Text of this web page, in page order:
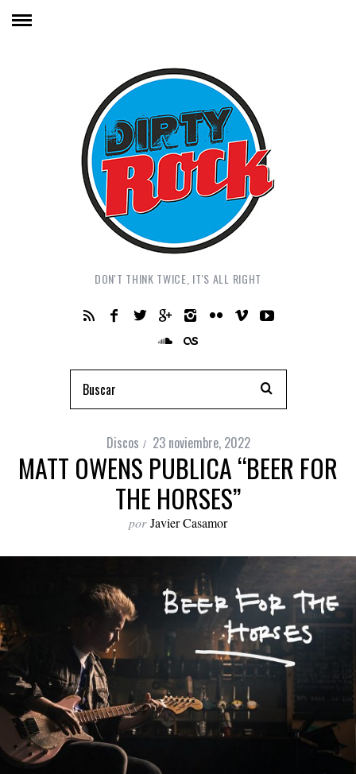
DON'T THINK TWICE, IT'S ALL RIGHT
Discos 23 noviembre, 2022
MATT OWENS PUBLICA “BEER FOR
THE HORSES”
por Javier Casamor